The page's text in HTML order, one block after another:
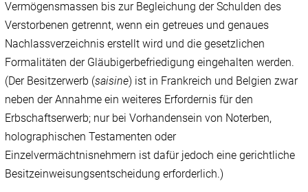
Vermögensmassen bis zur Begleichung der Schulden des
Verstorbenen getrennt, wenn ein getreues und genaues
Nachlassverzeichnis erstellt wird und die gesetzlichen
Formalitäten der Gläubigerbefriedigung eingehalten werden.
(Der Besitzerwerb (saisine) ist in Frankreich und Belgien zwar
neben der Annahme ein weiteres Erfordernis für den
Erbschaftserwerb; nur bei Vorhandensein von Noterben,
holographischen Testamenten oder
Einzelvermächtnisnehmern ist dafür jedoch eine gerichtliche
Besitzeinweisungsentscheidung erforderlich.)